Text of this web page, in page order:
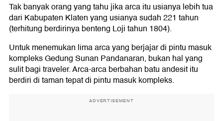
Tak banyak orang yang tahu jika arca itu usianya lebih tua
dari Kabupaten Klaten yang usianya sudah 221 tahun
(terhitung berdirinya benteng Loji tahun 1804).
Untuk menemukan lima arca yang berjajar di pintu masuk
kompleks Gedung Sunan Pandanaran, bukan hal yang
sulit bagi traveler. Arca-arca berbahan batu andesit itu
berdiri di taman tepat di pintu masuk kompleks.
ADVERTISEMENT